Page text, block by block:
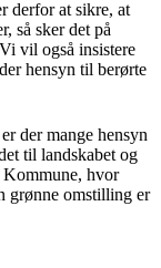
derfor at sikre, at
så sker det på
vil også insistere
hensyn til berørte
der mange hensyn
til landskabet og
Kommune, hvor
grønne omstilling er